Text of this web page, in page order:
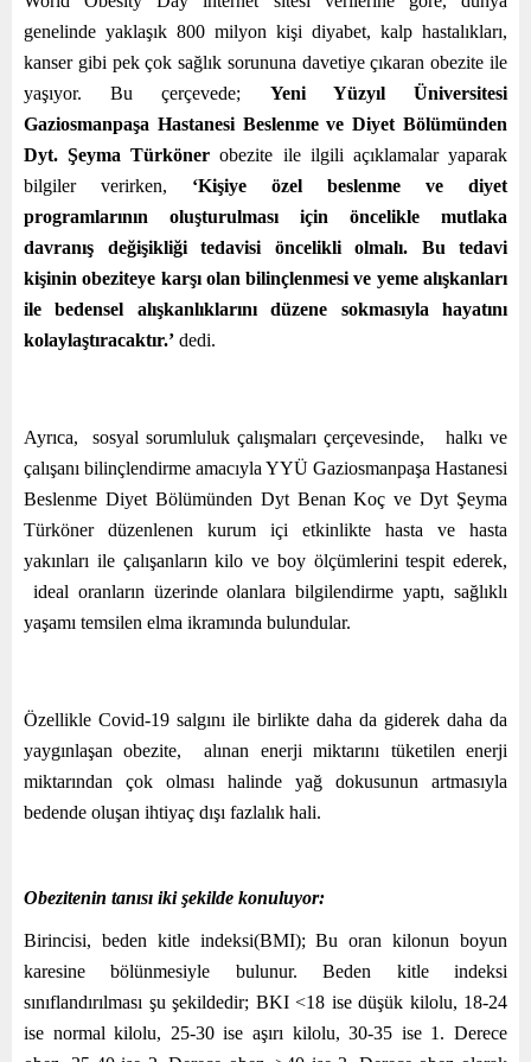
genelinde yaklaşık 800 milyon kişi diyabet, kalp hastalıkları,
kanser gibi pek çok sağlık sorununa davetiye çıkaran obezite ile
yaşıyor. Bu çerçevede; Yeni Yüzyıl Üniversitesi
Gaziosmanpaşa Hastanesi Beslenme ve Diyet Bölümünden
Dyt. Şeyma Türköner obezite ile ilgili açıklamalar yaparak
bilgiler verirken, ‘Kişiye özel beslenme ve diyet
programlarının oluşturulması için öncelikle mutlaka
davranış değişikliği tedavisi öncelikli olmalı. Bu tedavi
kişinin obeziteye karşı olan bilinçlenmesi ve yeme alışkanları
ile bedensel alışkanlıklarını düzene sokmasıyla hayatını
kolaylaştıracaktır.’ dedi.
Ayrıca, sosyal sorumluluk çalışmaları çerçevesinde, halkı ve
çalışanı bilinçlendirme amacıyla YYÜ Gaziosmanpaşa Hastanesi
Beslenme Diyet Bölümünden Dyt Benan Koç ve Dyt Şeyma
Türköner düzenlenen kurum içi etkinlikte hasta ve hasta
yakınları ile çalışanların kilo ve boy ölçümlerini tespit ederek,
ideal oranların üzerinde olanlara bilgilendirme yaptı, sağlıklı
yaşamı temsilen elma ikramında bulundular.
Özellikle Covid-19 salgını ile birlikte daha da giderek daha da
yaygınlaşan obezite, alınan enerji miktarını tüketilen enerji
miktarından çok olması halinde yağ dokusunun artmasıyla
bedende oluşan ihtiyaç dışı fazlalık hali.
Obezitenin tanısı iki şekilde konuluyor:
Birincisi, beden kitle indeksi(BMI); Bu oran kilonun boyun
karesine bölünmesiyle bulunur. Beden kitle indeksi
sınıflandırılması şu şekildedir; BKI <18 ise düşük kilolu, 18-24
ise normal kilolu, 25-30 ise aşırı kilolu, 30-35 ise 1. Derece